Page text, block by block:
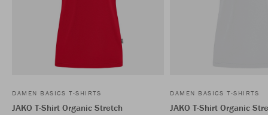
DAMEN BASICS T-SHIRTS
JAKO T-Shirt Organic Stretch
DAMEN BASICS T-SHIRTS
JAKO T-Shirt Organic